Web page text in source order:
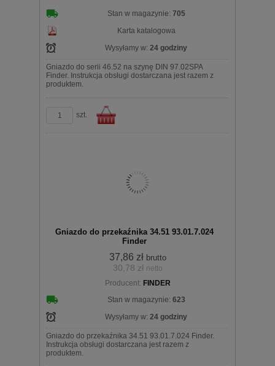
Stan w magazynie: 705
Karta katalogowa
Wysyłamy w: 24 godziny
Gniazdo do serii 46.52 na szynę DIN 97.02SPA
Finder. Instrukcja obsługi dostarczana jest razem z
produktem.
szt.
Gniazdo do przekaźnika 34.51 93.01.7.024
Finder
37,86 zł brutto
30,78 zł netto
Producent: FINDER
Stan w magazynie: 623
Wysyłamy w: 24 godziny
Gniazdo do przekaźnika 34.51 93.01.7.024 Finder.
Instrukcja obsługi dostarczana jest razem z
produktem.